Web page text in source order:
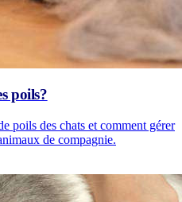
poils?
poils des chats et comment gérer
de compagnie.